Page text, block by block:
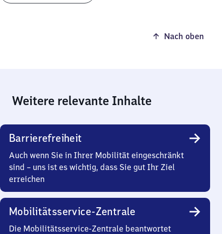
Nach oben
Weitere relevante Inhalte
Barrierefreiheit
Auch wenn Sie in Ihrer Mobilität eingeschränkt
sind – uns ist es wichtig, dass Sie gut Ihr Ziel
erreichen
Mobilitätsservice-Zentrale
Die Mobilitätsservice-Zentrale beantwortet